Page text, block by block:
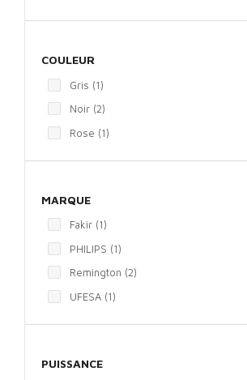
COULEUR
Gris (1)
Noir (2)
Rose (1)
MARQUE
Fakir (1)
PHILIPS (1)
Remington (2)
UFESA (1)
PUISSANCE